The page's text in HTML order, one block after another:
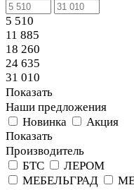
5 510
11 885
18 260
24 635
31 010
Показать
Наши предложения
Новинка
Акция
Показать
Производитель
БТС
ЛЕРОМ
МЕБЕЛЬГРАД